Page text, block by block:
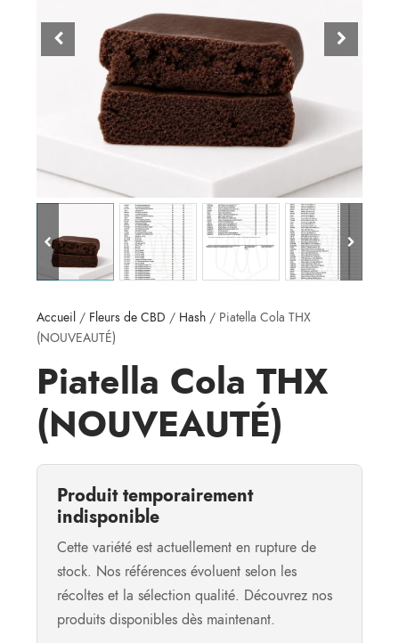
Accueil / Fleurs de CBD / Hash / Piatella Cola THX
(NOUVEAUTÉ)
Piatella Cola THX
(NOUVEAUTÉ)
Produit temporairement
indisponible
Cette variété est actuellement en rupture de
stock. Nos références évoluent selon les
récoltes et la sélection qualité. Découvrez nos
produits disponibles dès maintenant.